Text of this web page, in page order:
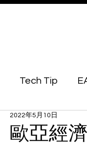
Tech Tip
Azerbaijan
歐亞經
2022年5月10日